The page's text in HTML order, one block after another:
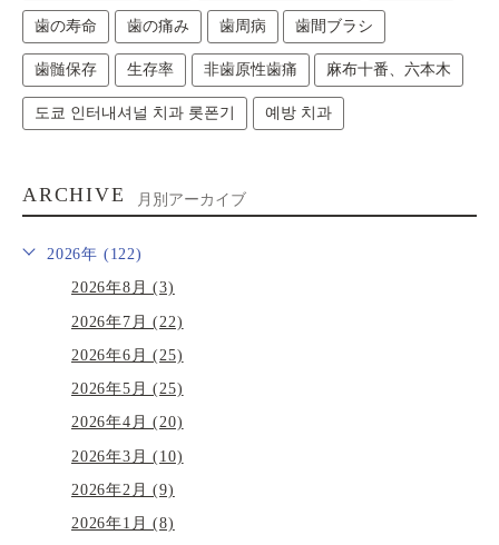
歯の寿命 歯の痛み 歯周病 歯間ブラシ
歯髄保存 生存率 非歯原性歯痛 麻布十番、六本木
도쿄 인터내셔널 치과 롯폰기 예방 치과
ARCHIVE 月別アーカイブ
2026年 (122)
2026年8月 (3)
2026年7月 (22)
2026年6月 (25)
2026年5月 (25)
2026年4月 (20)
2026年3月 (10)
2026年2月 (9)
2026年1月 (8)